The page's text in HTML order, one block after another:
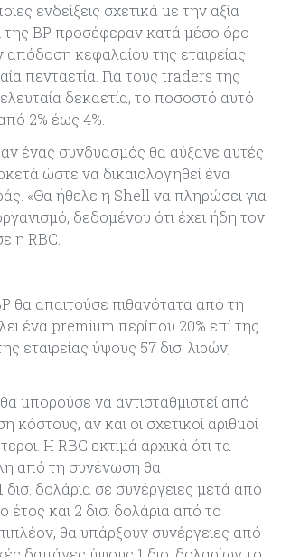
ενδείξεις σχετικά με την αξία
της BP προσέφεραν κατά μέσο όρο
απόδοση κεφαλαίου της εταιρείας
πενταετία. Για τους traders της
δεκαετία, το ποσοστό αυτό
2% έως 4%.
ένας συνδυασμός θα αύξανε αυτές
ώστε να δικαιολογηθεί ένα
«Θα ήθελε η Shell να πληρώσει για
δεδομένου ότι έχει ήδη τον
η RBC.
θα απαιτούσε πιθανότατα από τη
ένα premium περίπου 20% επί της
εταιρείας ύψους 57 δισ. λιρών,
μπορούσε να αντισταθμιστεί από
κόστους, αν και οι σχετικοί αριθμοί
Η RBC εκτιμά αρχικά ότι τα
από τη συνένωση θα
δισ. δολάρια σε συνέργειες μετά από
και 2 δισ. δολάρια από το
θα υπάρξουν συνέργειες από